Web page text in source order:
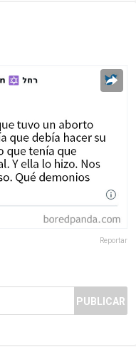
Reportar
PUBLICAR